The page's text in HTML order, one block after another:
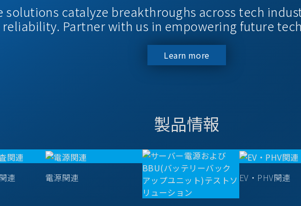
solutions catalyze breakthroughs across tech
Partner with us in empowering future
Learn more
製品情報
連 電源関連
EV・PHV関連